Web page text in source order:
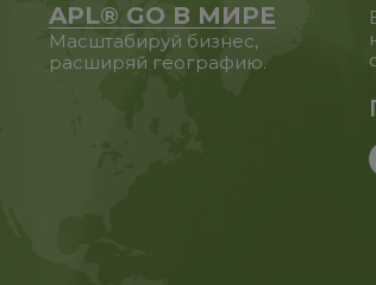
APL® GO В МИРЕ
Масштабируй бизнес,
расширяй географию.